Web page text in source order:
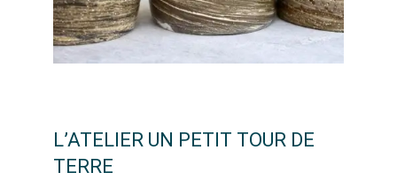
L’ATELIER UN PETIT TOUR DE
TERRE